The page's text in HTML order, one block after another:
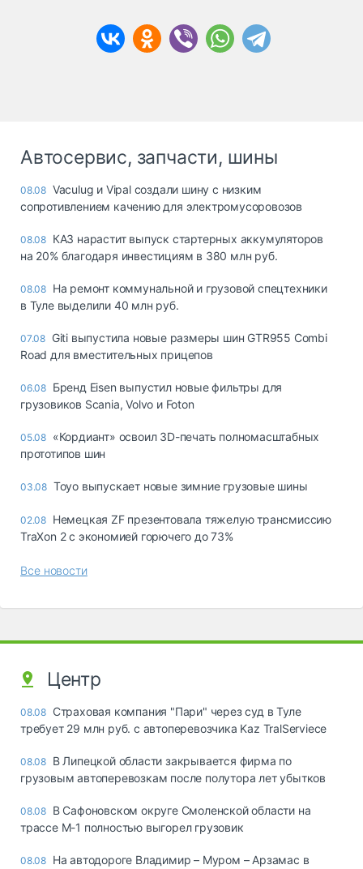
Автосервис, запчасти, шины
08.08 Vaculug и Vipal создали шину с низким
сопротивлением качению для электромусоровозов
08.08 КАЗ нарастит выпуск стартерных аккумуляторов
на 20% благодаря инвестициям в 380 млн руб.
08.08 На ремонт коммунальной и грузовой спецтехники
в Туле выделили 40 млн руб.
07.08 Giti выпустила новые размеры шин GTR955 Combi
Road для вместительных прицепов
06.08 Бренд Eisen выпустил новые фильтры для
грузовиков Scania, Volvo и Foton
05.08 «Кордиант» освоил 3D-печать полномасштабных
прототипов шин
03.08 Toyo выпускает новые зимние грузовые шины
02.08 Немецкая ZF презентовала тяжелую трансмиссию
TraXon 2 с экономией горючего до 73%
Все новости
Центр
08.08 Страховая компания "Пари" через суд в Туле
требует 29 млн руб. с автоперевозчика Kaz TralServiece
08.08 В Липецкой области закрывается фирма по
грузовым автоперевозкам после полутора лет убытков
08.08 В Сафоновском округе Смоленской области на
трассе М-1 полностью выгорел грузовик
08.08 На автодороге Владимир – Муром – Арзамас в